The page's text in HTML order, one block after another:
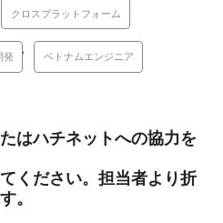
クロスプラットフォーム
発 ベトナムエンジニア
はハチネットへの協力を
ください。担当者より折
。